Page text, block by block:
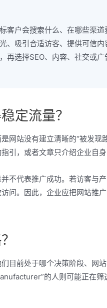
客户会搜索什么、在哪些渠
吸引合适访客、提供可信内
再选择SEO、内容、社交或
定流量？
网站没有建立清晰的“被发现
引，或者文章只介绍企业自
不代表推广成功。若访客与
。因此，企业应把网站推广
目前处于哪个决策阶段、网
的人则可能正在